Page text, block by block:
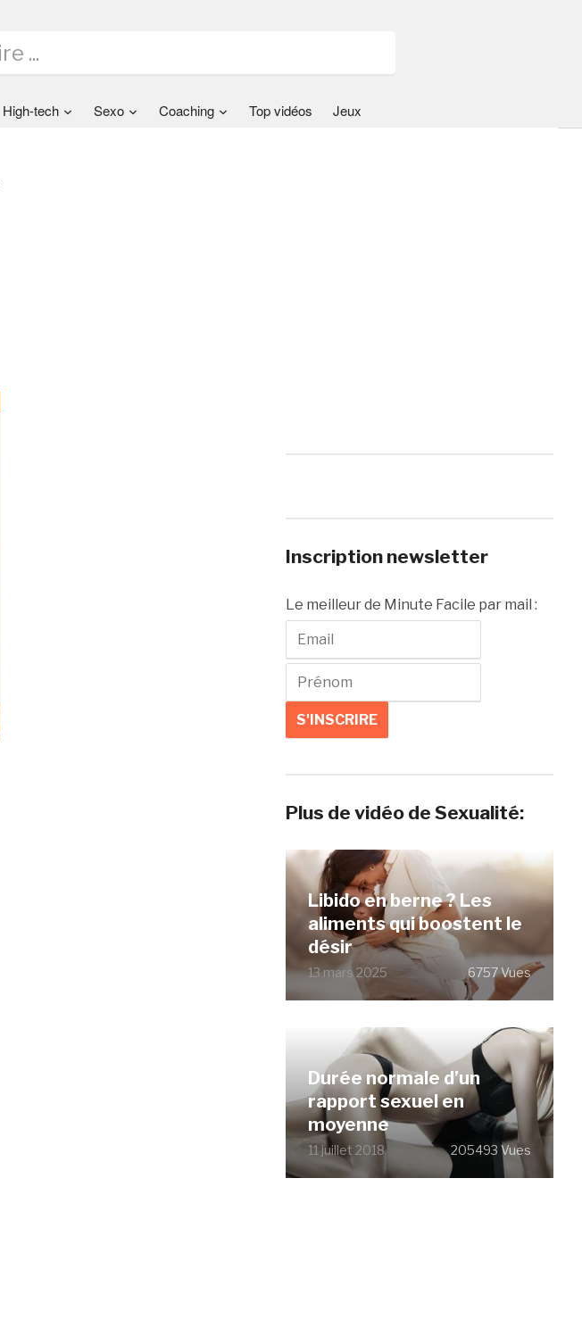
High-tech Sexo Coaching Top vidéos Jeux
Inscription newsletter
Le meilleur de Minute Facile par mail :
Plus de vidéo de Sexualité:
Libido en berne ? Les
aliments qui boostent le
désir
13 mars 2025 6757 Vues
Durée normale d’un
rapport sexuel en
moyenne
11 juillet 2018 205493 Vues